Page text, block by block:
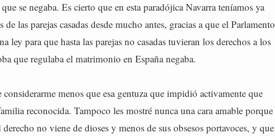
se negaba. Es cierto que en esta paradójica Navarra teníamos ya
de las parejas casadas desde mucho antes, gracias a que el Parlamento
ley para que hasta las parejas no casadas tuvieran los derechos a los
que regulaba el matrimonio en España negaba.
considerarme menos que esa gentuza que impidió activamente que
reconocida. Tampoco les mostré nunca una cara amable porque
no viene de dioses y menos de sus obsesos portavoces, y que